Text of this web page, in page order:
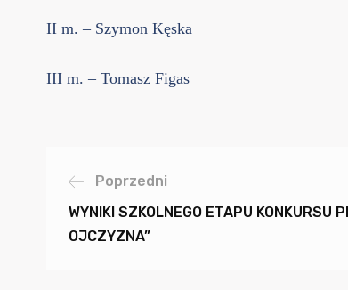
II m. – Szymon Kęska
III m. – Tomasz Figas
Poprzedni
WYNIKI SZKOLNEGO ETAPU KONKURSU
OJCZYZNA”